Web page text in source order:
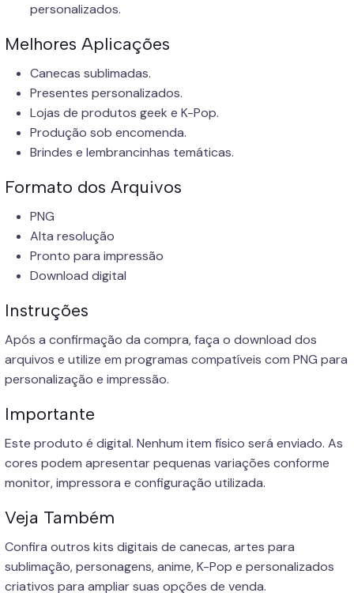
personalizados.
Melhores Aplicações
Canecas sublimadas.
Presentes personalizados.
Lojas de produtos geek e K-Pop.
Produção sob encomenda.
Brindes e lembrancinhas temáticas.
Formato dos Arquivos
PNG
Alta resolução
Pronto para impressão
Download digital
Instruções
Após a confirmação da compra, faça o download dos
arquivos e utilize em programas compatíveis com PNG para
personalização e impressão.
Importante
Este produto é digital. Nenhum item físico será enviado. As
cores podem apresentar pequenas variações conforme
monitor, impressora e configuração utilizada.
Veja Também
Confira outros kits digitais de canecas, artes para
sublimação, personagens, anime, K-Pop e personalizados
criativos para ampliar suas opções de venda.